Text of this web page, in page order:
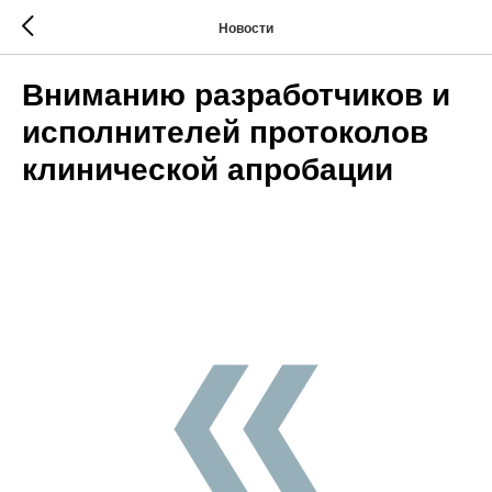
Новости
Вниманию разработчиков и
исполнителей протоколов
клинической апробации